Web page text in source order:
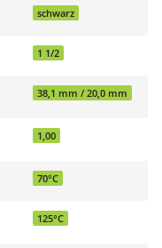
schwarz
1 1/2
38,1 mm / 20,0 mm
1,00
70°C
125°C